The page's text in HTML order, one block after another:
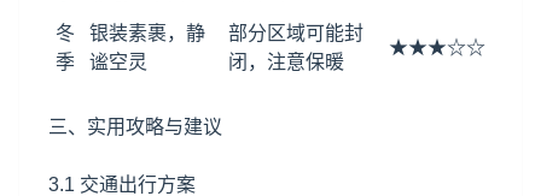
冬
季
银装素裹，静
谧空灵
部分区域可能封
闭，注意保暖
★★★☆☆
三、实用攻略与建议
3.1 交通出行方案